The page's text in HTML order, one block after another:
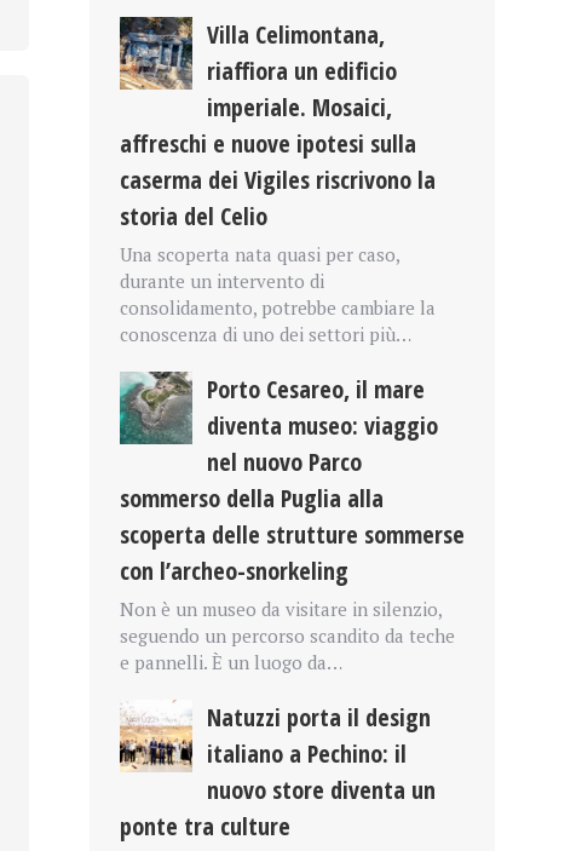
Villa Celimontana,
riaffiora un edificio
imperiale. Mosaici,
affreschi e nuove ipotesi sulla
caserma dei Vigiles riscrivono la
storia del Celio
Una scoperta nata quasi per caso,
durante un intervento di
consolidamento, potrebbe cambiare la
conoscenza di uno dei settori più…
Porto Cesareo, il mare
diventa museo: viaggio
nel nuovo Parco
sommerso della Puglia alla
scoperta delle strutture sommerse
con l’archeo-snorkeling
Non è un museo da visitare in silenzio,
seguendo un percorso scandito da teche
e pannelli. È un luogo da…
Natuzzi porta il design
italiano a Pechino: il
nuovo store diventa un
ponte tra culture